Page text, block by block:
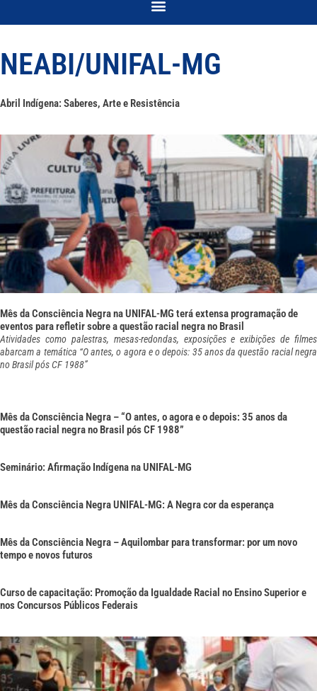
NEABI/UNIFAL-MG
Abril Indígena: Saberes, Arte e Resistência
Mês da Consciência Negra na UNIFAL-MG terá extensa programação de
eventos para refletir sobre a questão racial negra no Brasil
Atividades como palestras, mesas-redondas, exposições e exibições de filmes
abarcam a temática “O antes, o agora e o depois: 35 anos da questão racial negra
no Brasil pós CF 1988”
Mês da Consciência Negra – “O antes, o agora e o depois: 35 anos da
questão racial negra no Brasil pós CF 1988”
Seminário: Afirmação Indígena na UNIFAL-MG
Mês da Consciência Negra UNIFAL-MG: A Negra cor da esperança
Mês da Consciência Negra – Aquilombar para transformar: por um novo
tempo e novos futuros
Curso de capacitação: Promoção da Igualdade Racial no Ensino Superior e
nos Concursos Públicos Federais